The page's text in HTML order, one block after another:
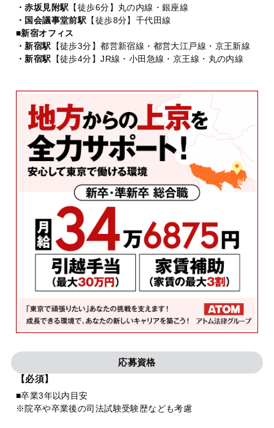
・赤坂見附駅 【徒歩6分】丸の内線・銀座線
・国会議事堂前駅 【徒歩8分】千代田線
■新宿オフィス
・新宿駅 【徒歩3分】都営新宿線・都営大江戸線・京王新線
・新宿駅 【徒歩4分】JR線・小田急線・京王線・丸の内線
応募資格
【必須】
■卒業3年以内目安
※院卒や卒業後の司法試験受験歴なども考慮